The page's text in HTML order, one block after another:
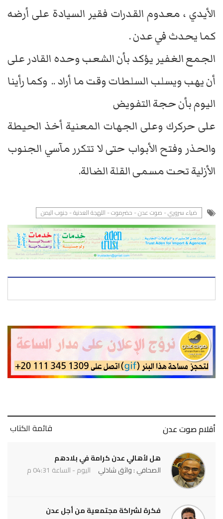
الأيدي ، معدوم القدرات فقير السيادة على أرضه
كما يحدث في عدن .
الجمع الغفير يؤكد بأن الشعب وحده القادر على
أن يهب ويسلب السلطات وقت ما أراد .. وكما رأينا
اليوم بأن حجة التفويض
على حركرك وعلى الجهات المعنية أخذ الحيطة
والحذر وفتح الأبواب حتى لا تتكرر مآسي الجنوب
الأزلية تحت مسمى القلة الضالة.
ضياء سروري - صوت عدن - حضرموت - اللهجة العدنية - جنوب اليمن
أقلام صوت عدن قائمة الكتاب
هل لأهالي عدن كرامة في بلادهم
الصحافي : واثق شاذلي
اليوم - الساعة 04:31 م
فكرة لشراكة مجتمعية من أجل عدن